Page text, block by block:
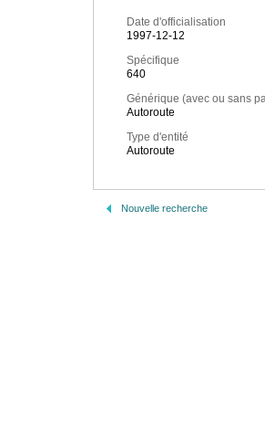
Date d'officialisation
1997-12-12
Spécifique
640
Générique (avec ou sans
Autoroute
Type d'entité
Autoroute
Nouvelle recherche